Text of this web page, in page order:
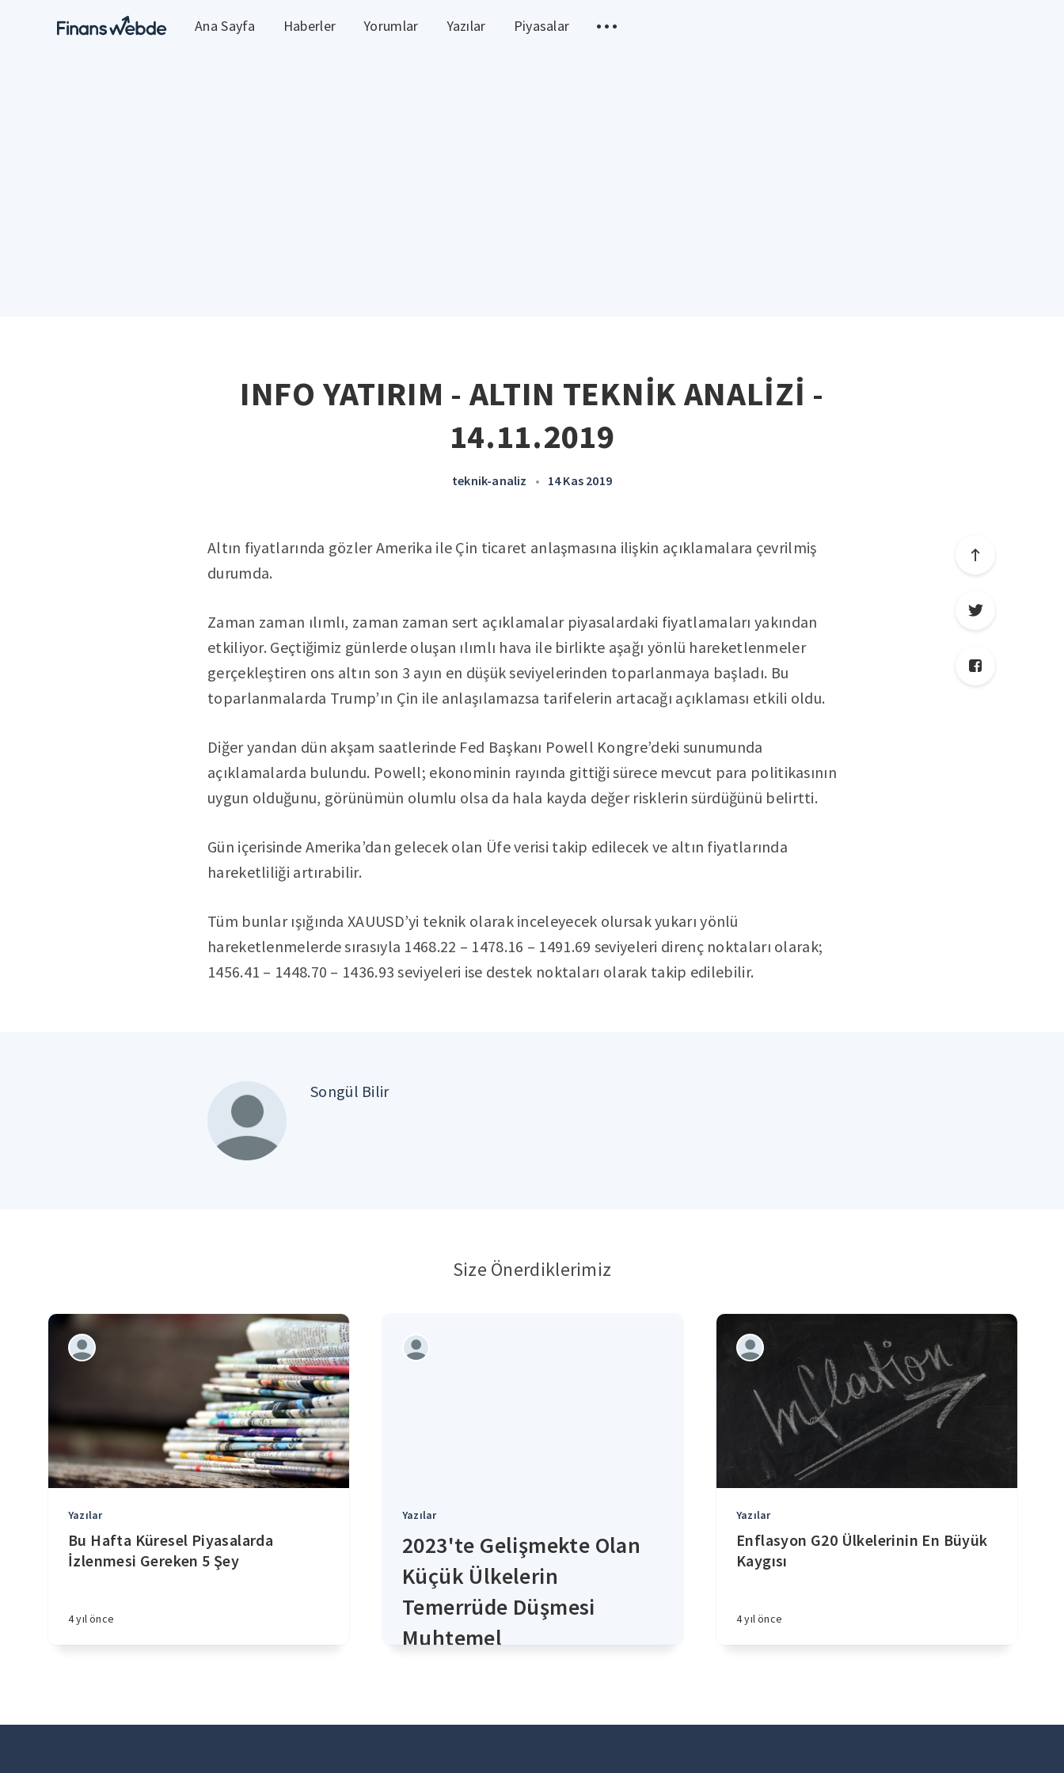
Ana Sayfa Haberler Yorumlar Yazılar Piyasalar
INFO YATIRIM - ALTIN TEKNİK ANALİZİ -
14.11.2019
teknik-analiz • 14 Kas 2019
Altın fiyatlarında gözler Amerika ile Çin ticaret anlaşmasına ilişkin açıklamalara çevrilmiş
durumda.
Zaman zaman ılımlı, zaman zaman sert açıklamalar piyasalardaki fiyatlamaları yakından
etkiliyor. Geçtiğimiz günlerde oluşan ılımlı hava ile birlikte aşağı yönlü hareketlenmeler
gerçekleştiren ons altın son 3 ayın en düşük seviyelerinden toparlanmaya başladı. Bu
toparlanmalarda Trump’ın Çin ile anlaşılamazsa tarifelerin artacağı açıklaması etkili oldu.
Diğer yandan dün akşam saatlerinde Fed Başkanı Powell Kongre’deki sunumunda
açıklamalarda bulundu. Powell; ekonominin rayında gittiği sürece mevcut para politikasının
uygun olduğunu, görünümün olumlu olsa da hala kayda değer risklerin sürdüğünü belirtti.
Gün içerisinde Amerika’dan gelecek olan Üfe verisi takip edilecek ve altın fiyatlarında
hareketliliği artırabilir.
Tüm bunlar ışığında XAUUSD’yi teknik olarak inceleyecek olursak yukarı yönlü
hareketlenmelerde sırasıyla 1468.22 – 1478.16 – 1491.69 seviyeleri direnç noktaları olarak;
1456.41 – 1448.70 – 1436.93 seviyeleri ise destek noktaları olarak takip edilebilir.
Songül Bilir
Size Önerdiklerimiz
Yazılar
Bu Hafta Küresel Piyasalarda
İzlenmesi Gereken 5 Şey
4 yıl önce
Yazılar
2023'te Gelişmekte Olan
Küçük Ülkelerin
Temerrüde Düşmesi
Muhtemel
Yazılar
Enflasyon G20 Ülkelerinin En Büyük
Kaygısı
4 yıl önce